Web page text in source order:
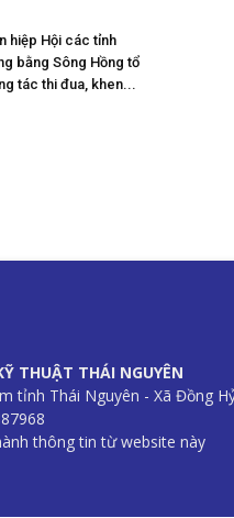
hiệp Hội các tỉnh
bằng Sông Hồng tổ
tác thi đua, khen...
THUẬT THÁI NGUYÊN
tỉnh Thái Nguyên - Xã Đồng
thông tin từ website này